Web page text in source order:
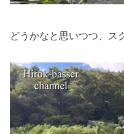
どうかなと思いつつ、ス